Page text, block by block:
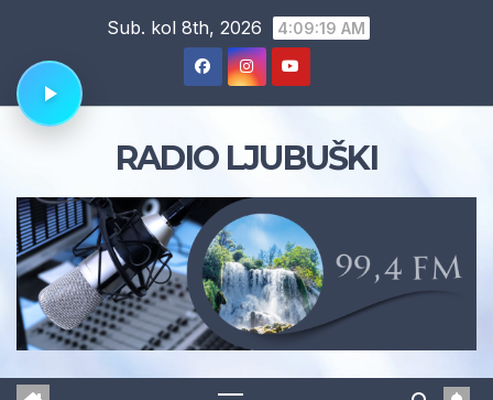
content
Sub. kol 8th, 2026 4:09:20 AM
RADIO LJUBUŠKI